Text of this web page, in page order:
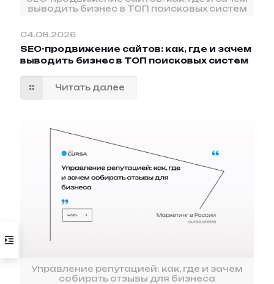
выводить бизнес в ТОП поисковых систем
04.08.2026
SEO-продвижение сайтов: как, где и зачем
выводить бизнес в ТОП поисковых систем
Читать далее
Управление репутацией: как, где и зачем
собирать отзывы для бизнеса